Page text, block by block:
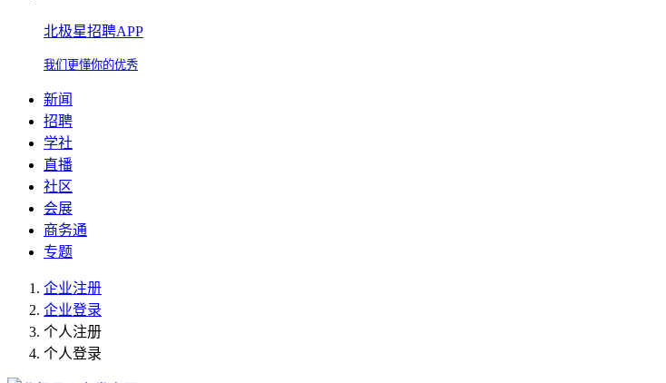
北极星招聘APP
我们更懂你的优秀
新闻
招聘
学社
直播
社区
会展
商务通
专题
企业注册
企业登录
个人注册
个人登录